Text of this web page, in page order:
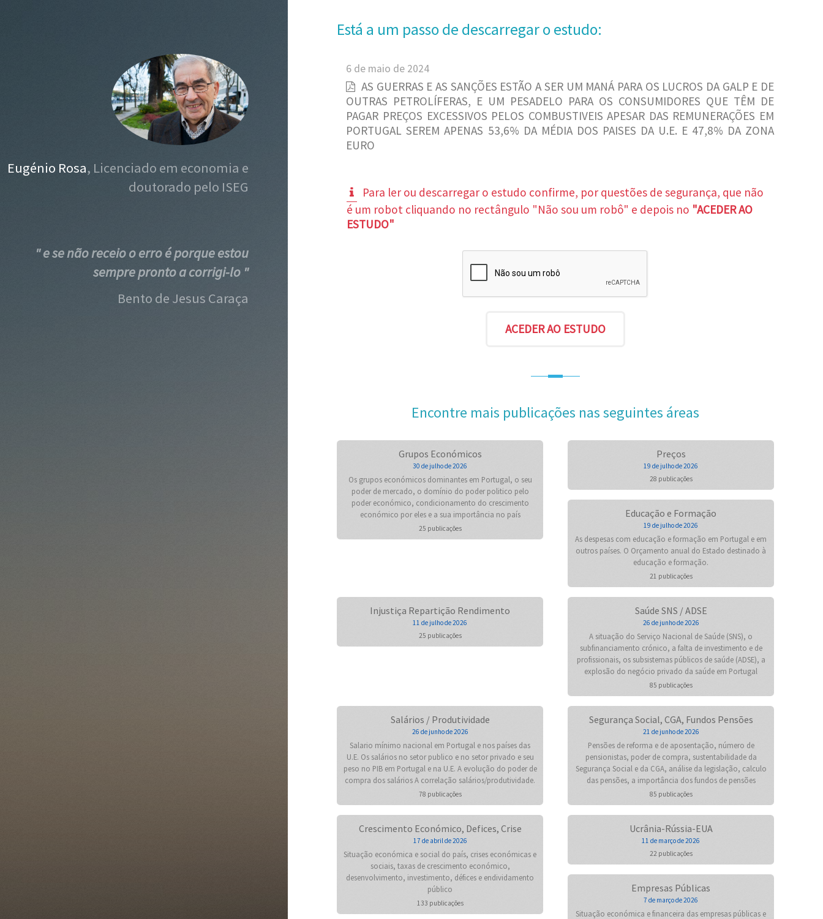
Eugénio Rosa, Licenciado em economia e
doutorado pelo ISEG
" e se não receio o erro é porque estou
sempre pronto a corrigi-lo "
Bento de Jesus Caraça
Está a um passo de descarregar o estudo:
6 de maio de 2024
AS GUERRAS E AS SANÇÕES ESTÃO A SER UM MANÁ PARA OS LUCROS DA GALP E DE
OUTRAS PETROLÍFERAS, E UM PESADELO PARA OS CONSUMIDORES QUE TÊM DE
PAGAR PREÇOS EXCESSIVOS PELOS COMBUSTIVEIS APESAR DAS REMUNERAÇÕES EM
PORTUGAL SEREM APENAS 53,6% DA MÉDIA DOS PAISES DA U.E. E 47,8% DA ZONA
EURO
Para ler ou descarregar o estudo confirme, por questões de segurança, que não
é um robot cliquando no rectângulo "Não sou um robô" e depois no "ACEDER AO
ESTUDO"
Encontre mais publicações nas seguintes áreas
Grupos Económicos
30 de julho de 2026
Os grupos económicos dominantes em Portugal, o seu
poder de mercado, o domínio do poder politico pelo
poder económico, condicionamento do crescimento
económico por eles e a sua importância no país
25 publicações
Preços
19 de julho de 2026
28 publicações
Educação e Formação
19 de julho de 2026
As despesas com educação e formação em Portugal e em
outros países. O Orçamento anual do Estado destinado à
educação e formação.
21 publicações
Injustiça Repartição Rendimento
11 de julho de 2026
25 publicações
Saúde SNS / ADSE
26 de junho de 2026
A situação do Serviço Nacional de Saúde (SNS), o
subfinanciamento crónico, a falta de investimento e de
profissionais, os subsistemas públicos de saúde (ADSE), a
explosão do negócio privado da saúde em Portugal
85 publicações
Salários / Produtividade
26 de junho de 2026
Salario mínimo nacional em Portugal e nos países das
U.E. Os salários no setor publico e no setor privado e seu
peso no PIB em Portugal e na U.E. A evolução do poder de
compra dos salários A correlação salários/produtividade.
78 publicações
Segurança Social, CGA, Fundos Pensões
21 de junho de 2026
Pensões de reforma e de aposentação, número de
pensionistas, poder de compra, sustentabilidade da
Segurança Social e da CGA, análise da legislação, calculo
das pensões, a importância dos fundos de pensões
85 publicações
Crescimento Económico, Defices, Crise
17 de abril de 2026
Situação económica e social do país, crises económicas e
sociais, taxas de crescimento económico,
desenvolvimento, investimento, défices e endividamento
público
133 publicações
Ucrânia-Rússia-EUA
11 de março de 2026
22 publicações
Empresas Públicas
7 de março de 2026
Situação económica e financeira das empresas públicas e